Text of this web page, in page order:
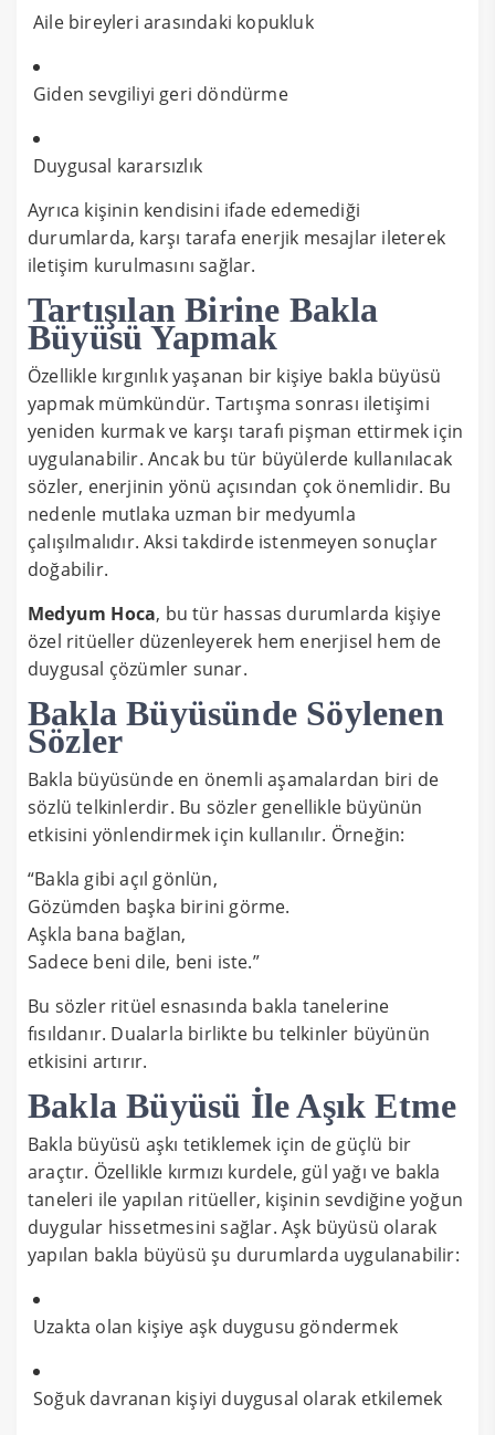
Aile bireyleri arasındaki kopukluk
Giden sevgiliyi geri döndürme
Duygusal kararsızlık
Ayrıca kişinin kendisini ifade edemediği
durumlarda, karşı tarafa enerjik mesajlar ileterek
iletişim kurulmasını sağlar.
Tartışılan Birine Bakla
Büyüsü Yapmak
Özellikle kırgınlık yaşanan bir kişiye bakla büyüsü
yapmak mümkündür. Tartışma sonrası iletişimi
yeniden kurmak ve karşı tarafı pişman ettirmek için
uygulanabilir. Ancak bu tür büyülerde kullanılacak
sözler, enerjinin yönü açısından çok önemlidir. Bu
nedenle mutlaka uzman bir medyumla
çalışılmalıdır. Aksi takdirde istenmeyen sonuçlar
doğabilir.
Medyum Hoca, bu tür hassas durumlarda kişiye
özel ritüeller düzenleyerek hem enerjisel hem de
duygusal çözümler sunar.
Bakla Büyüsünde Söylenen
Sözler
Bakla büyüsünde en önemli aşamalardan biri de
sözlü telkinlerdir. Bu sözler genellikle büyünün
etkisini yönlendirmek için kullanılır. Örneğin:
“Bakla gibi açıl gönlün,
Gözümden başka birini görme.
Aşkla bana bağlan,
Sadece beni dile, beni iste.”
Bu sözler ritüel esnasında bakla tanelerine
fısıldanır. Dualarla birlikte bu telkinler büyünün
etkisini artırır.
Bakla Büyüsü İle Aşık Etme
Bakla büyüsü aşkı tetiklemek için de güçlü bir
araçtır. Özellikle kırmızı kurdele, gül yağı ve bakla
taneleri ile yapılan ritüeller, kişinin sevdiğine yoğun
duygular hissetmesini sağlar. Aşk büyüsü olarak
yapılan bakla büyüsü şu durumlarda uygulanabilir:
Uzakta olan kişiye aşk duygusu göndermek
Soğuk davranan kişiyi duygusal olarak etkilemek